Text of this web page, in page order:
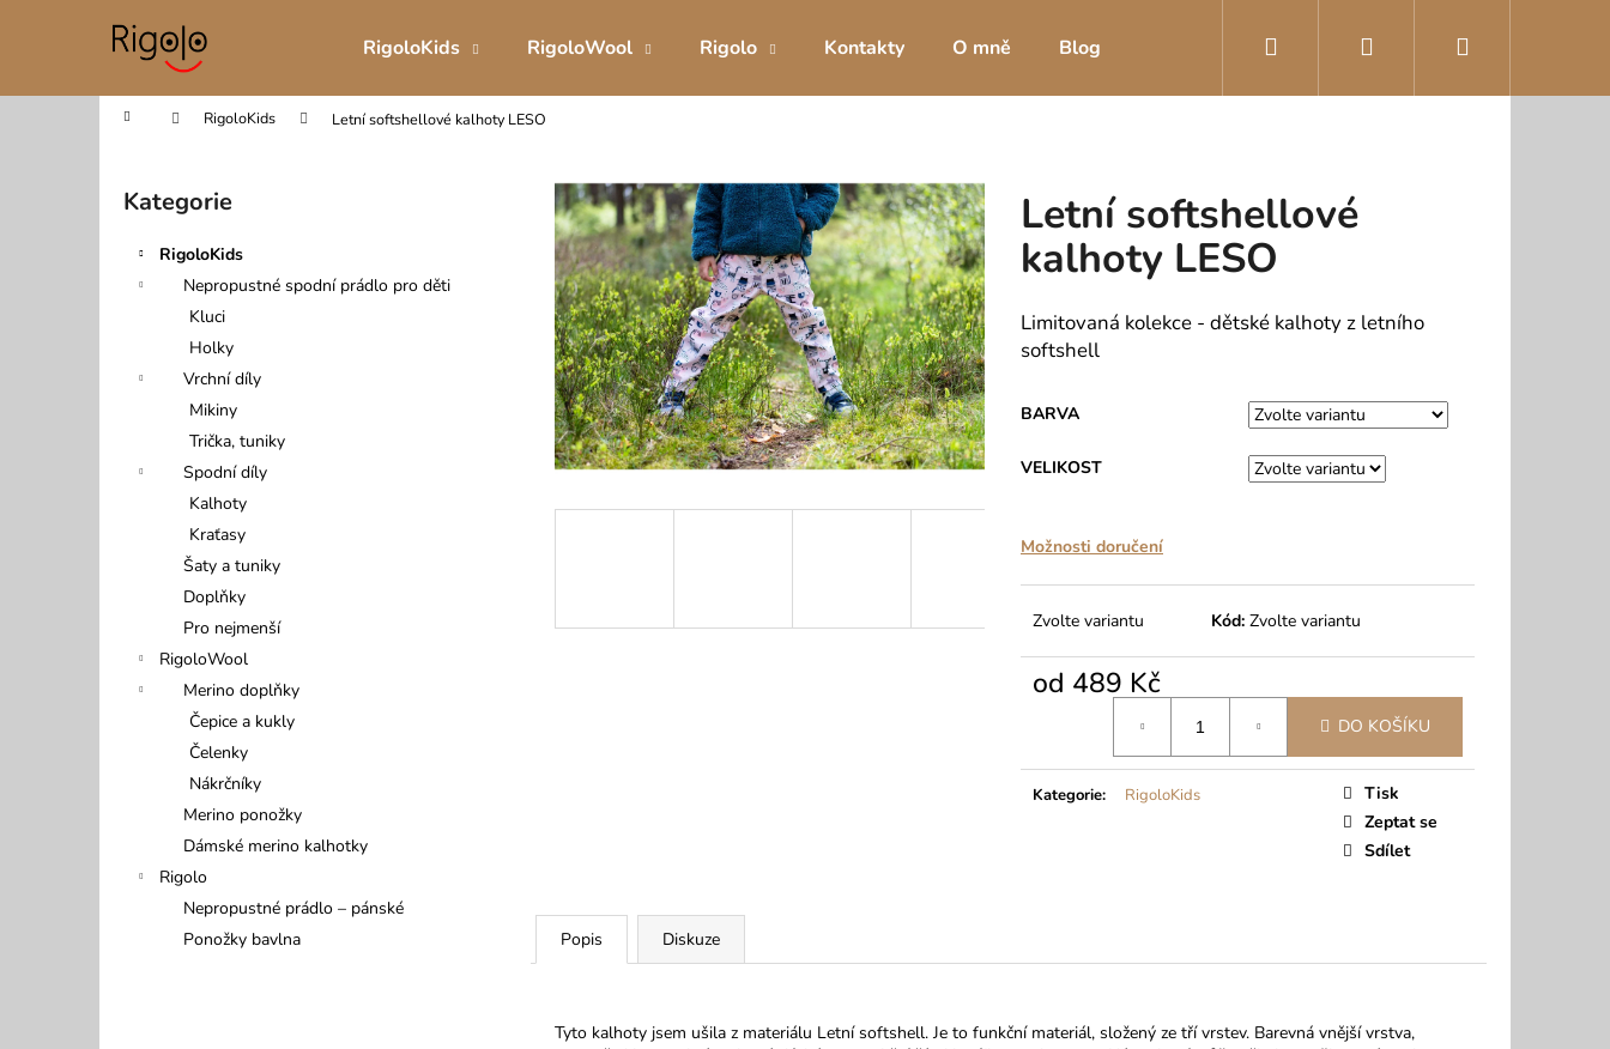
RigoloKids RigoloWool Rigolo Kontakty O mně Blog Přihlášení
Domů RigoloKids Letní softshellové kalhoty LESO
Přeskočit
kategorie
Kategorie
RigoloKids
Nepropustné spodní prádlo pro děti
Kluci
Holky
Vrchní díly
Mikiny
Trička, tuniky
Spodní díly
Kalhoty
Kraťasy
Šaty a tuniky
Doplňky
Pro nejmenší
RigoloWool
Merino doplňky
Čepice a kukly
Čelenky
Nákrčníky
Merino ponožky
Dámské merino kalhotky
Rigolo
Nepropustné prádlo – pánské
Ponožky bavlna
Letní softshellové
kalhoty LESO
Limitovaná kolekce - dětské kalhoty z letního
softshell
BARVA
VELIKOST
Možnosti doručení
Zvolte variantu Kód: Zvolte variantu
od 489 Kč
DO KOŠÍKU
Kategorie: RigoloKids
Tisk
Zeptat se
Sdílet
Popis Diskuze
Tyto kalhoty jsem ušila z materiálu Letní softshell. Je to funkční materiál, složený ze tří vrstev. Barevná vnější vrstva,
í
Zpět
do
Zpět
do
HLEDAT
Doporučujeme
DĚTSKÉ INKONTINENČNÍ BOXERKY
499 Kč
DÍVČÍ INKONTINENČNÍ KALHOTKY
DÍVČÍ TRÉNINKOVÉ KALHOTKY MÁJA